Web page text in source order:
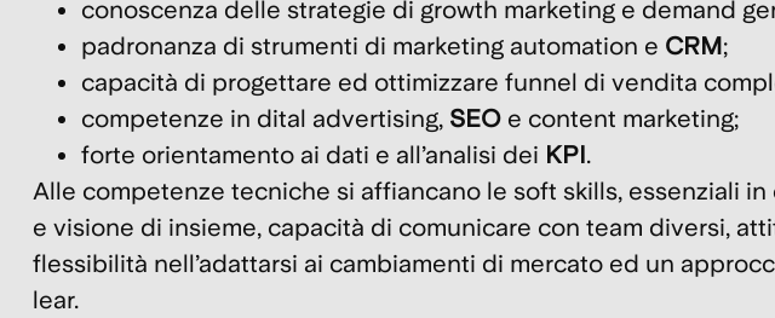
conoscenza delle strategie di growth marketing e demand
padronanza di strumenti di marketing automation e CRM;
capacità di progettare ed ottimizzare funnel di vendita
competenze in dital advertising, SEOe content marketing;
forte orientamento ai dati e all’analisi dei KPI.
Alle competenze tecniche si affiancano le soft skills, essenziali
e visione di insieme, capacità di comunicare con team diversi,
flessibilità nell’adattarsi ai cambiamenti di mercato ed un
lear.